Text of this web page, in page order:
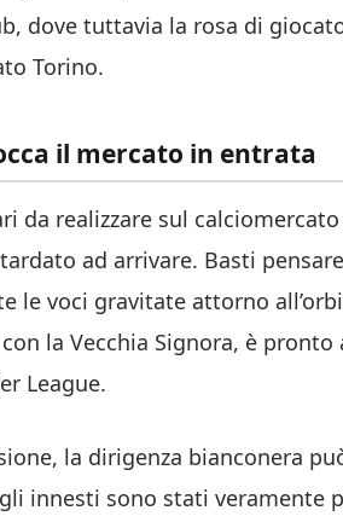
dove tuttavia la rosa di
Torino.
il mercato in entrata
da realizzare sul
ad arrivare. Basti
le voci gravitate attorno
la Vecchia Signora, è
League.
la dirigenza bianconera
innesti sono stati veramente